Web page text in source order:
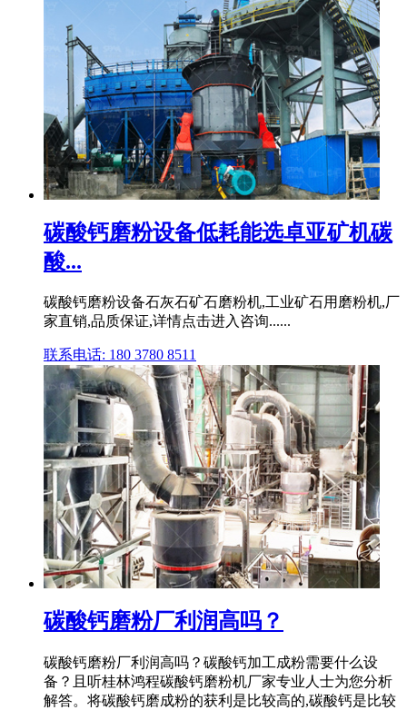
碳酸钙磨粉设备低耗能选卓亚矿机碳
酸...
碳酸钙磨粉设备石灰石矿石磨粉机,工业矿石用磨粉机,厂
家直销,品质保证,详情点击进入咨询......
联系电话: 180 3780 8511
碳酸钙磨粉厂利润高吗？
碳酸钙磨粉厂利润高吗？碳酸钙加工成粉需要什么设
备？且听桂林鸿程碳酸钙磨粉机厂家专业人士为您分析
解答。将碳酸钙磨成粉的获利是比较高的,碳酸钙是比较